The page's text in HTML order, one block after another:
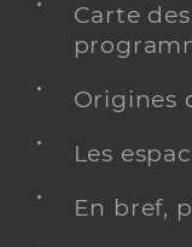
Carte
Origines
Les
En bref,